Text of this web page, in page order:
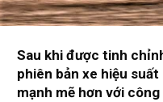
Sau khi được tinh
phiên bản xe hiệu
mạnh mẽ hơn với